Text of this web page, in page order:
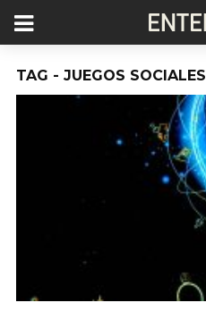
TAG - JUEGOS SOCIALES